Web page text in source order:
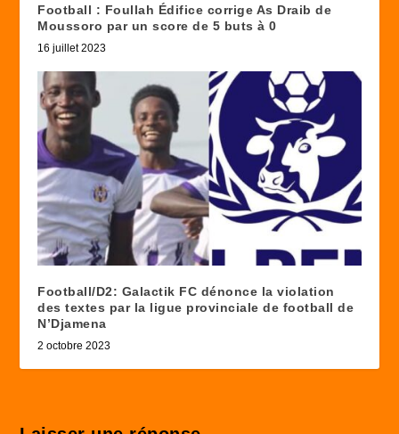
Football : Foullah Édifice corrige As Draib de
Moussoro par un score de 5 buts à 0
16 juillet 2023
Football/D2: Galactik FC dénonce la violation
des textes par la ligue provinciale de football de
N’Djamena
2 octobre 2023